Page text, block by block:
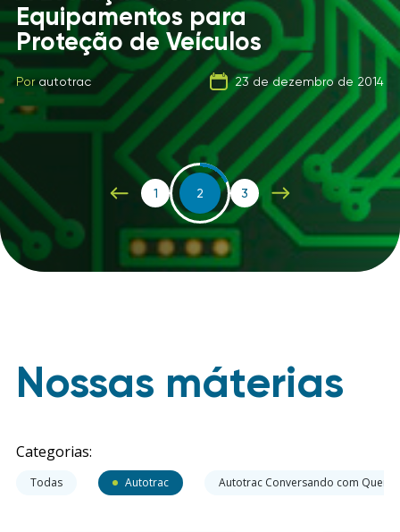
combustível que a sua
frota usa?
Porautotrac 21 de setembro de 2019
Equipamentos para
Proteção de Veículos
Porautotrac 23 de dezembro de 2014
Carga Fracionada
Porautotrac 06 de fevereiro de 2020
1 2 3
Nossas máterias
Categorias:
Todas Autotrac Autotrac Conversando com Quem